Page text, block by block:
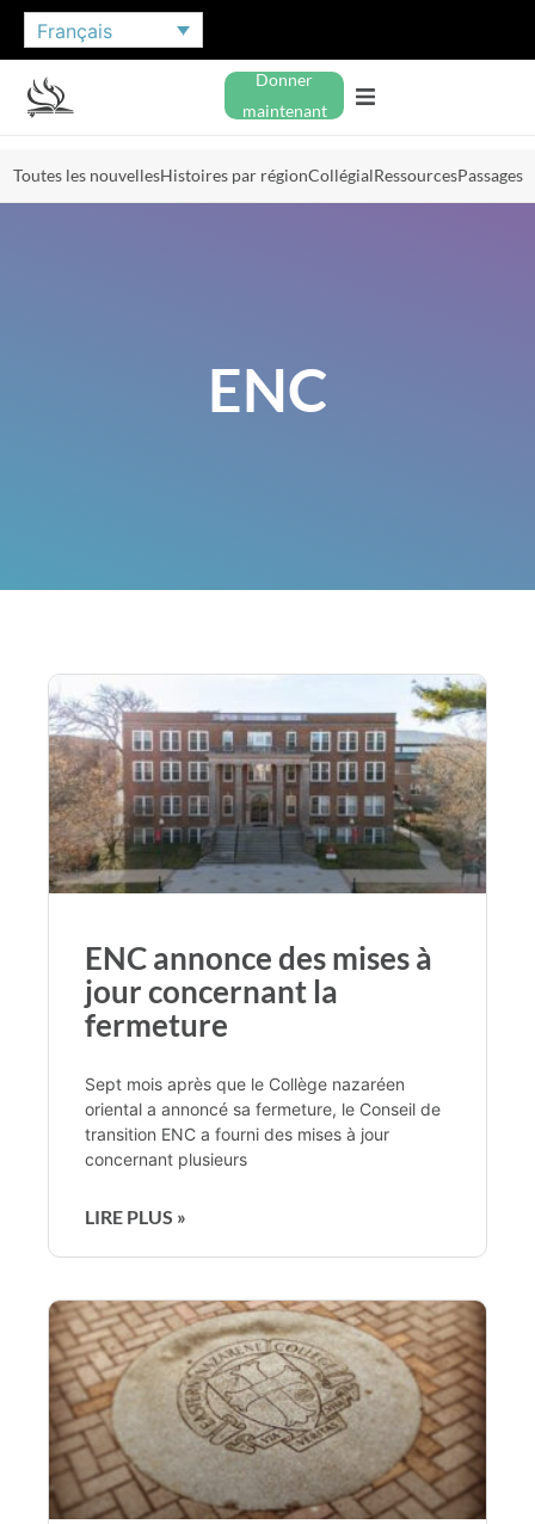
Français
Donner
maintenant
Toutes les nouvellesHistoires par régionCollégialRessourcesPassages
ENC
ENC annonce des mises à
jour concernant la
fermeture
Sept mois après que le Collège nazaréen
oriental a annoncé sa fermeture, le Conseil de
transition ENC a fourni des mises à jour
concernant plusieurs
LIRE PLUS »